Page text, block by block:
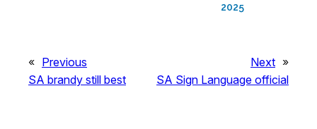
2025
« Previous
SA brandy still best
Next »
SA Sign Language official